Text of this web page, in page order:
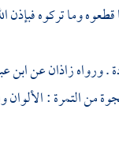
وما تركوه فبإذن
. ورواهزاذانعنابن
من التمرة : الألوان